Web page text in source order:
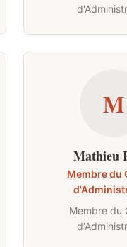
M
Mathieu
Membre du
Membre du